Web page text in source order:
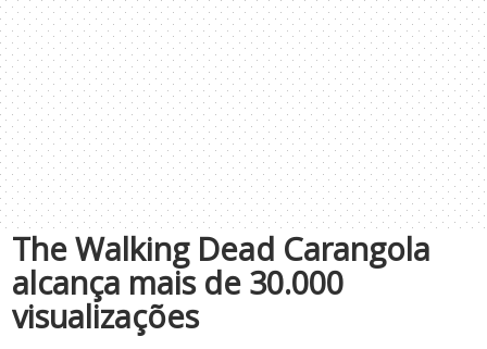
The Walking Dead Carangola
alcança mais de 30.000
visualizações